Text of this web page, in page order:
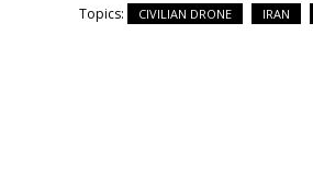
Topics: CIVILIAN DRONE IRAN